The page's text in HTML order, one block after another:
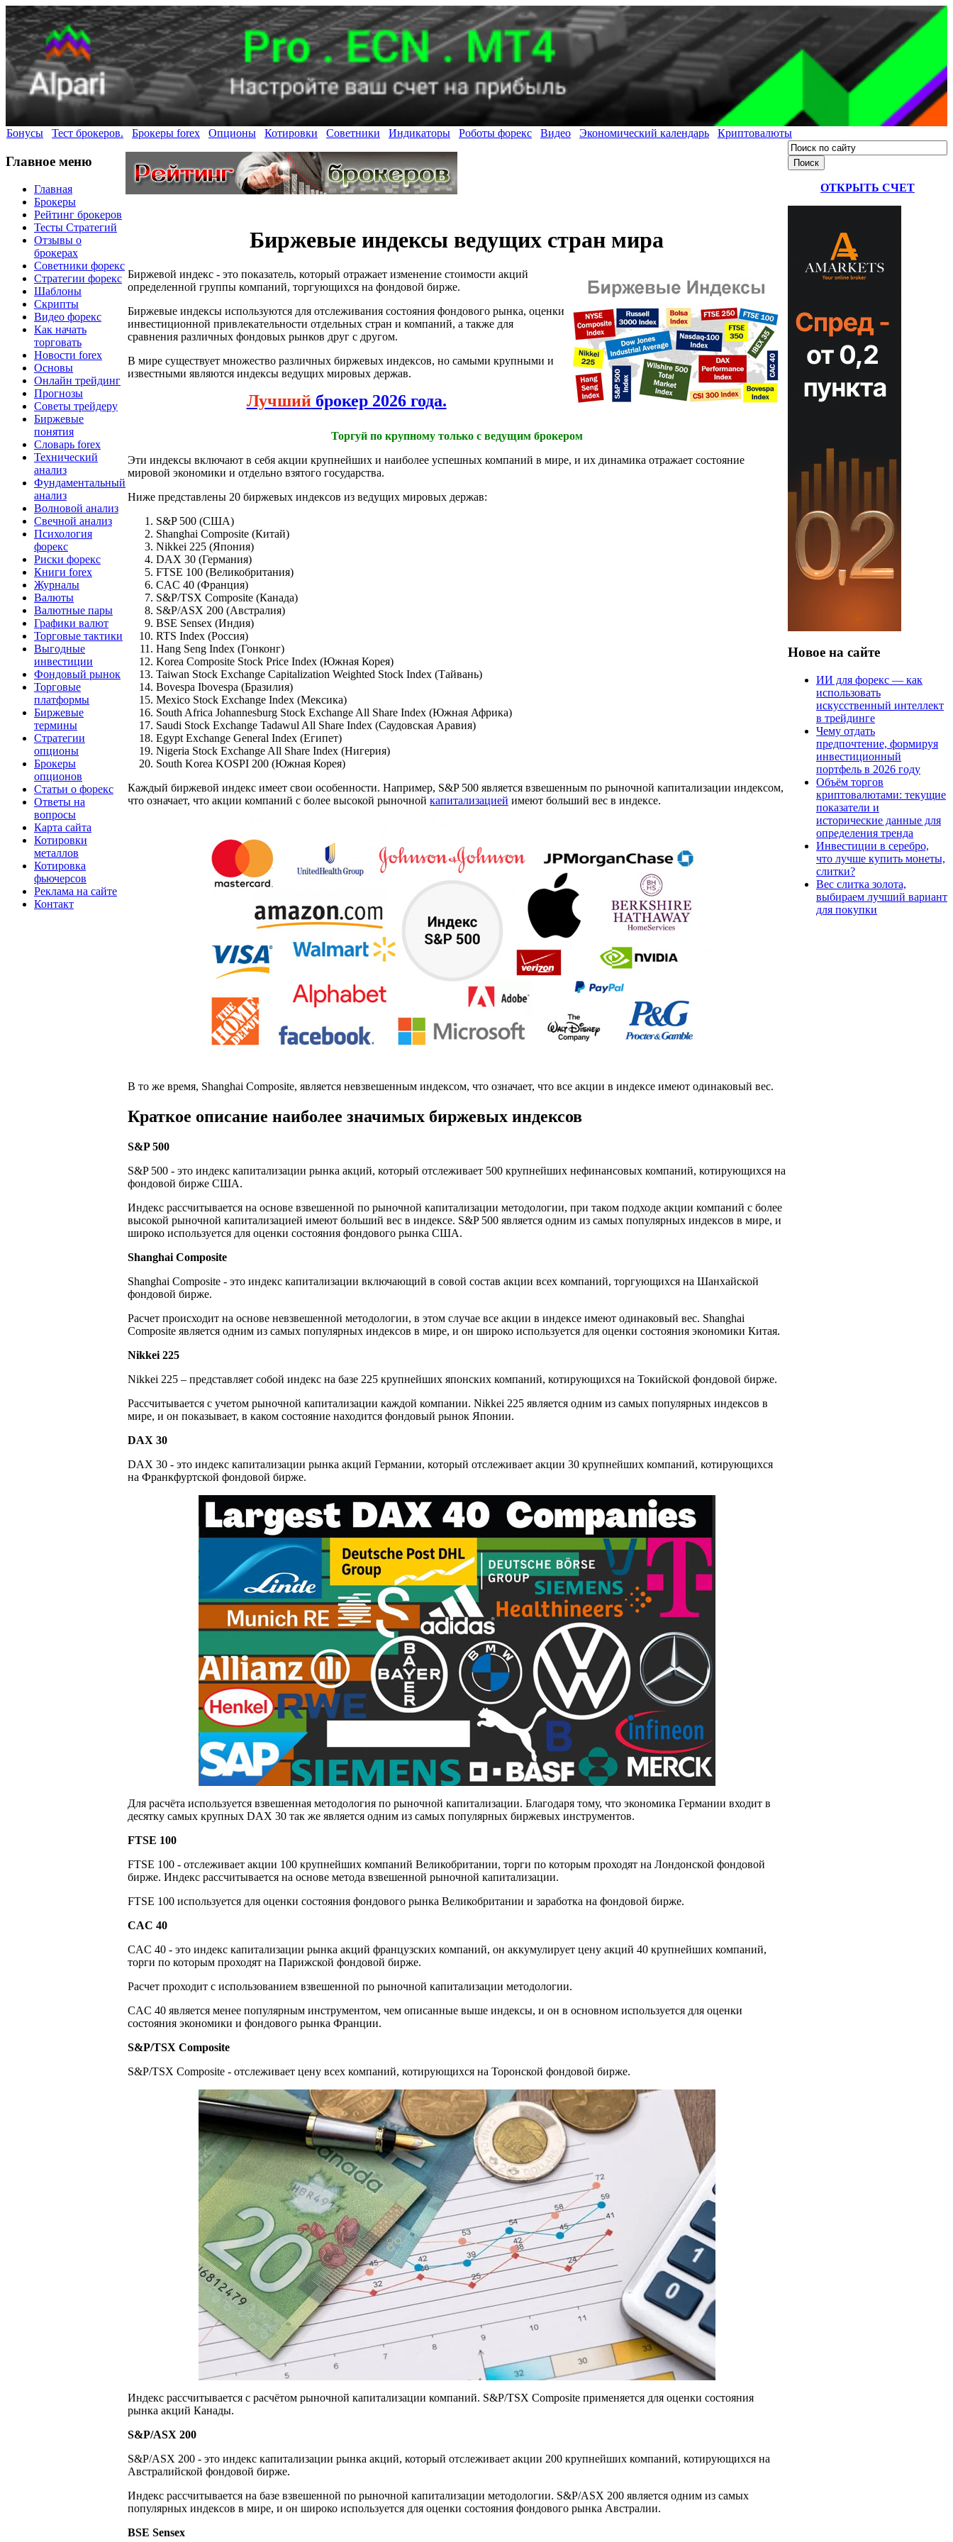
Бонусы Тест брокеров. Брокеры forex Опционы Котировки Советники Индикаторы Роботы форекс Видео Экономический календарь Криптовалюты
Главное меню
Главная
Брокеры
Рейтинг брокеров
Тесты Стратегий
Отзывы о
брокерах
Советники форекс
Стратегии форекс
Шаблоны
Скрипты
Видео форекс
Как начать
торговать
Новости forex
Основы
Онлайн трейдинг
Прогнозы
Советы трейдеру
Биржевые
понятия
Словарь forex
Технический
анализ
Фундаментальный
анализ
Волновой анализ
Свечной анализ
Психология
форекс
Риски форекс
Книги forex
Журналы
Валюты
Валютные пары
Графики валют
Торговые тактики
Выгодные
инвестиции
Фондовый рынок
Торговые
платформы
Биржевые
термины
Стратегии
опционы
Брокеры
опционов
Статьи о форекс
Ответы на
вопросы
Карта сайта
Котировки
металлов
Котировка
фьючерсов
Реклама на сайте
Контакт
Биржевые индексы ведущих стран мира
Биржевой индекс - это показатель, который отражает изменение стоимости акций
определенной группы компаний, торгующихся на фондовой бирже.
Биржевые индексы используются для отслеживания состояния фондового рынка, оценки
инвестиционной привлекательности отдельных стран и компаний, а также для
сравнения различных фондовых рынков друг с другом.
В мире существует множество различных биржевых индексов, но самыми крупными и
известными являются индексы ведущих мировых держав.
Лучшийброкер 2026 года.
Торгуй по крупному только с ведущим брокером
Эти индексы включают в себя акции крупнейших и наиболее успешных компаний в мире, и их динамика отражает состояние
мировой экономики и отдельно взятого государства.
Ниже представлены 20 биржевых индексов из ведущих мировых держав:
S&P 500 (США)
Shanghai Composite (Китай)
Nikkei 225 (Япония)
DAX 30 (Германия)
FTSE 100 (Великобритания)
CAC 40 (Франция)
S&P/TSX Composite (Канада)
S&P/ASX 200 (Австралия)
BSE Sensex (Индия)
RTS Index (Россия)
Hang Seng Index (Гонконг)
Korea Composite Stock Price Index (Южная Корея)
Taiwan Stock Exchange Capitalization Weighted Stock Index (Тайвань)
Bovespa Ibovespa (Бразилия)
Mexico Stock Exchange Index (Мексика)
South Africa Johannesburg Stock Exchange All Share Index (Южная Африка)
Saudi Stock Exchange Tadawul All Share Index (Саудовская Аравия)
Egypt Exchange General Index (Египет)
Nigeria Stock Exchange All Share Index (Нигерия)
South Korea KOSPI 200 (Южная Корея)
Каждый биржевой индекс имеет свои особенности. Например, S&P 500 является взвешенным по рыночной капитализации индексом,
что означает, что акции компаний с более высокой рыночной капитализацией имеют больший вес в индексе.
В то же время, Shanghai Composite, является невзвешенным индексом, что означает, что все акции в индексе имеют одинаковый вес.
Краткое описание наиболее значимых биржевых индексов
S&P 500
S&P 500 - это индекс капитализации рынка акций, который отслеживает 500 крупнейших нефинансовых компаний, котирующихся на
фондовой бирже США.
Индекс рассчитывается на основе взвешенной по рыночной капитализации методологии, при таком подходе акции компаний с более
высокой рыночной капитализацией имеют больший вес в индексе. S&P 500 является одним из самых популярных индексов в мире, и
широко используется для оценки состояния фондового рынка США.
Shanghai Composite
Shanghai Composite - это индекс капитализации включающий в совой состав акции всех компаний, торгующихся на Шанхайской
фондовой бирже.
Расчет происходит на основе невзвешенной методологии, в этом случае все акции в индексе имеют одинаковый вес. Shanghai
Composite является одним из самых популярных индексов в мире, и он широко используется для оценки состояния экономики Китая.
Nikkei 225
Nikkei 225 – представляет собой индекс на базе 225 крупнейших японских компаний, котирующихся на Токийской фондовой бирже.
Рассчитывается с учетом рыночной капитализации каждой компании. Nikkei 225 является одним из самых популярных индексов в
мире, и он показывает, в каком состояние находится фондовый рынок Японии.
DAX 30
DAX 30 - это индекс капитализации рынка акций Германии, который отслеживает акции 30 крупнейших компаний, котирующихся
на Франкфуртской фондовой бирже.
Для расчёта используется взвешенная методология по рыночной капитализации. Благодаря тому, что экономика Германии входит в
десятку самых крупных DAX 30 так же является одним из самых популярных биржевых инструментов.
FTSE 100
FTSE 100 - отслеживает акции 100 крупнейших компаний Великобритании, торги по которым проходят на Лондонской фондовой
бирже. Индекс рассчитывается на основе метода взвешенной рыночной капитализации.
FTSE 100 используется для оценки состояния фондового рынка Великобритании и заработка на фондовой бирже.
CAC 40
CAC 40 - это индекс капитализации рынка акций французских компаний, он аккумулирует цену акций 40 крупнейших компаний,
торги по которым проходят на Парижской фондовой бирже.
Расчет проходит с использованием взвешенной по рыночной капитализации методологии.
CAC 40 является менее популярным инструментом, чем описанные выше индексы, и он в основном используется для оценки
состояния экономики и фондового рынка Франции.
S&P/TSX Composite
S&P/TSX Composite - отслеживает цену всех компаний, котирующихся на Торонской фондовой бирже.
Индекс рассчитывается с расчётом рыночной капитализации компаний. S&P/TSX Composite применяется для оценки состояния
рынка акций Канады.
S&P/ASX 200
S&P/ASX 200 - это индекс капитализации рынка акций, который отслеживает акции 200 крупнейших компаний, котирующихся на
Австралийской фондовой бирже.
Индекс рассчитывается на базе взвешенной по рыночной капитализации методологии. S&P/ASX 200 является одним из самых
популярных индексов в мире, и он широко используется для оценки состояния фондового рынка Австралии.
BSE Sensex
ОТКРЫТЬ СЧЕТ
Новое на сайте
ИИ для форекс — как
использовать
искусственный интеллект
в трейдинге
Чему отдать
предпочтение, формируя
инвестиционный
портфель в 2026 году
Объём торгов
криптовалютами: текущие
показатели и
исторические данные для
определения тренда
Инвестиции в серебро,
что лучше купить монеты,
слитки?
Вес слитка золота,
выбираем лучший вариант
для покупки